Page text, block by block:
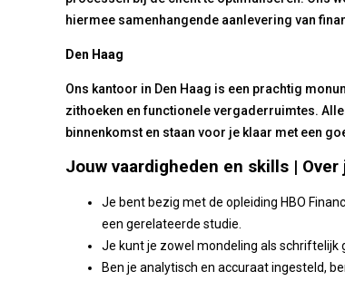
hiermee samenhangende aanlevering van
Den Haag
Ons kantoor in Den Haag is een prachtig
zithoeken en functionele vergaderruimtes.
binnenkomst en staan voor je klaar met een
Jouw vaardigheden en skills |
Je bent bezig met de opleiding HBO
een gerelateerde studie.
Je kunt je zowel mondeling als schriftelijk
Ben je analytisch en accuraat ingesteld,